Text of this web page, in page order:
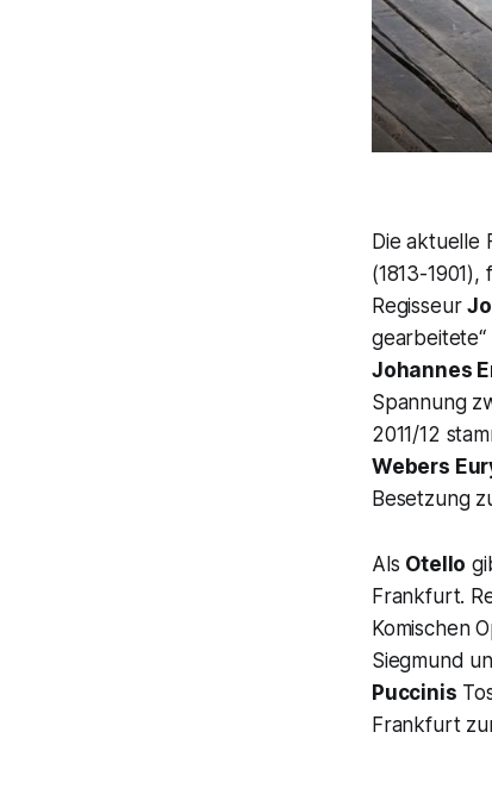
Die aktuelle
(1813-
Regisseur
gearbeitete
Johannes
Spannung
2011/12
Webers
Besetzung
Als Otello
Frankfurt.
Komischen
Siegmund
Puccinis
Frankfurt